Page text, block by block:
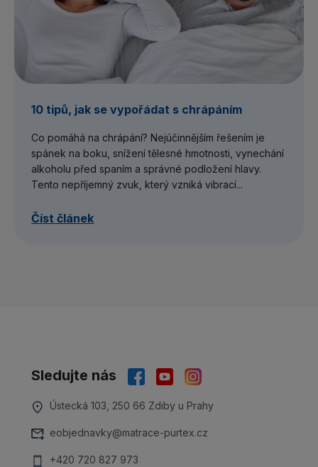
10 tipů, jak se vypořádat s chrápáním
Co pomáhá na chrápání? Nejúčinnějším řešením je
spánek na boku, snížení tělesné hmotnosti, vynechání
alkoholu před spaním a správné podložení hlavy.
Tento nepříjemný zvuk, který vzniká vibrací...
Číst článek
Sledujte nás
Ústecká 103, 250 66 Zdiby u Prahy
eobjednavky@matrace-purtex.cz
+420 720 827 973